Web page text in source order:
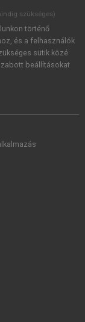
a szotar.netés a
szükséges)
történő
és a felhasználók
sütik közé
beállításokat